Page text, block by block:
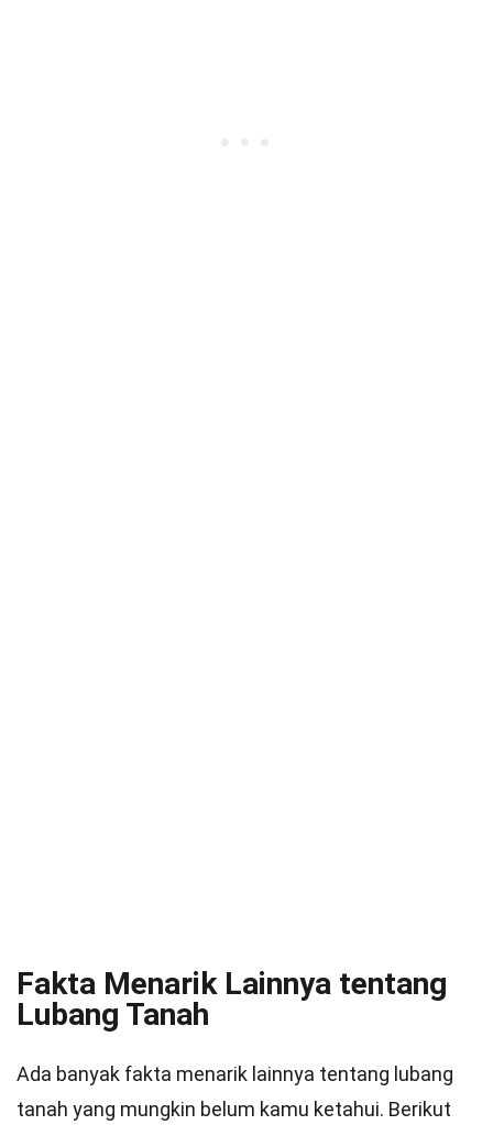
Fakta Menarik Lainnya tentang
Lubang Tanah
Ada banyak fakta menarik lainnya tentang lubang
tanah yang mungkin belum kamu ketahui. Berikut